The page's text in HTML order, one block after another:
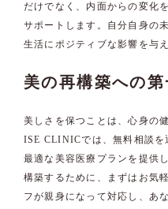
だけでなく、内面からの変化
サポートします。自分自身の
生活にポジティブな影響を与
美の再構築への
美しさを保つことは、心身の
ISE CLINICでは、無料相談を
最適な美容医療プランを提供
構築するために、まずはお気
フが親身になって対応し、あ